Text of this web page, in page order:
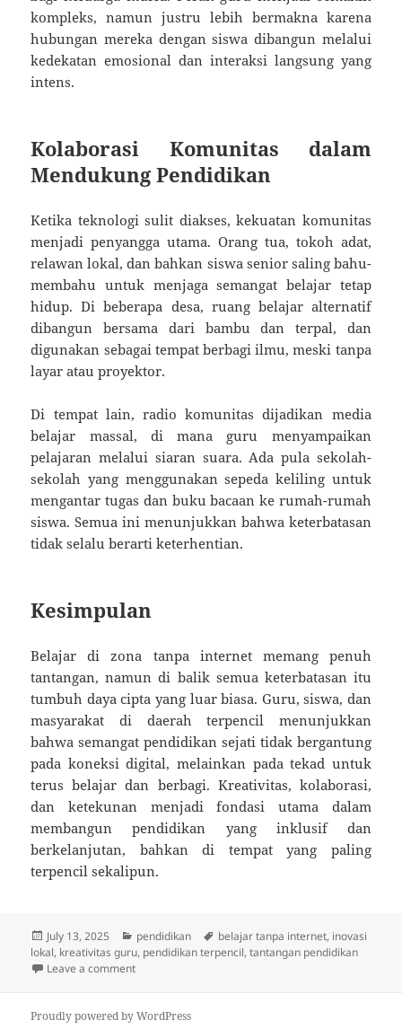
kompleks, namun justru lebih bermakna karena
hubungan mereka dengan siswa dibangun melalui
kedekatan emosional dan interaksi langsung yang
intens.
Kolaborasi Komunitas dalam
Mendukung Pendidikan
Ketika teknologi sulit diakses, kekuatan komunitas
menjadi penyangga utama. Orang tua, tokoh adat,
relawan lokal, dan bahkan siswa senior saling bahu-
membahu untuk menjaga semangat belajar tetap
hidup. Di beberapa desa, ruang belajar alternatif
dibangun bersama dari bambu dan terpal, dan
digunakan sebagai tempat berbagi ilmu, meski tanpa
layar atau proyektor.
Di tempat lain, radio komunitas dijadikan media
belajar massal, di mana guru menyampaikan
pelajaran melalui siaran suara. Ada pula sekolah-
sekolah yang menggunakan sepeda keliling untuk
mengantar tugas dan buku bacaan ke rumah-rumah
siswa. Semua ini menunjukkan bahwa keterbatasan
tidak selalu berarti keterhentian.
Kesimpulan
Belajar di zona tanpa internet memang penuh
tantangan, namun di balik semua keterbatasan itu
tumbuh daya cipta yang luar biasa. Guru, siswa, dan
masyarakat di daerah terpencil menunjukkan
bahwa semangat pendidikan sejati tidak bergantung
pada koneksi digital, melainkan pada tekad untuk
terus belajar dan berbagi. Kreativitas, kolaborasi,
dan ketekunan menjadi fondasi utama dalam
membangun pendidikan yang inklusif dan
berkelanjutan, bahkan di tempat yang paling
terpencil sekalipun.
Posted
on
July 13, 2025 Categories
pendidikan Tags
belajar tanpa internet, inovasi
lokal, kreativitas guru, pendidikan terpencil,tantangan pendidikan
Leave a commenton Tantangan Belajar di Zona Tanpa Internet:
Proudly powered by WordPress